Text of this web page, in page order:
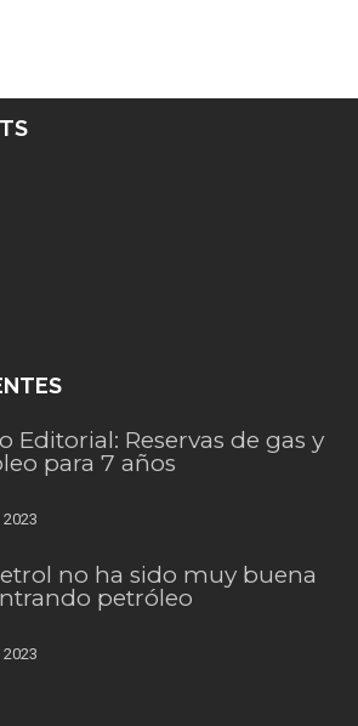
Editorial: Reservas de gas y
para 7 años
no ha sido muy buena
petróleo